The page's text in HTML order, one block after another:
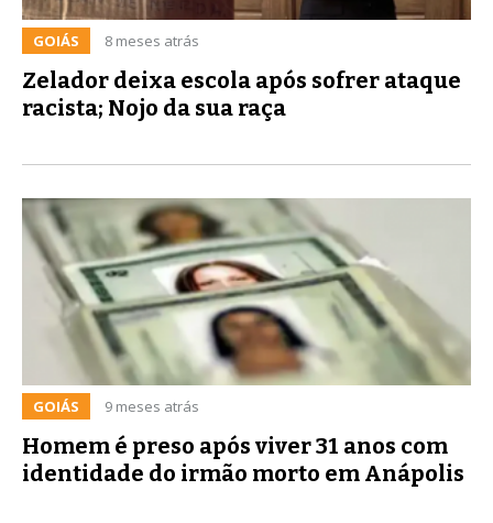
GOIÁS 8 meses atrás
Zelador deixa escola após sofrer ataque
racista; Nojo da sua raça
GOIÁS 9 meses atrás
Homem é preso após viver 31 anos com
identidade do irmão morto em Anápolis